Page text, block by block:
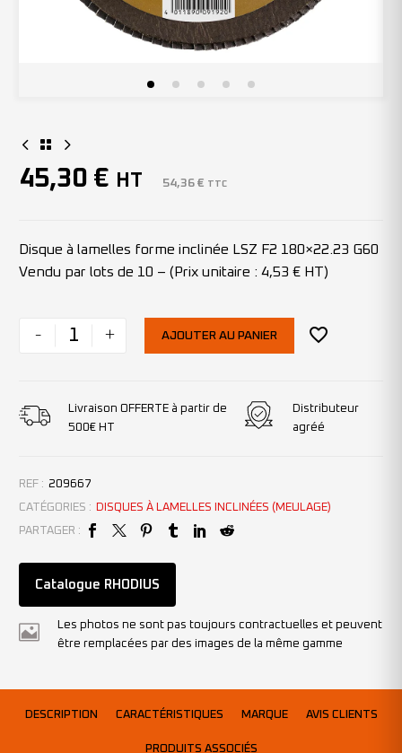
45,30 € HT 54,36 € TTC
Disque à lamelles forme inclinée LSZ F2 180×22.23 G60
Vendu par lots de 10 – (Prix unitaire : 4,53 € HT)
- + AJOUTER AU PANIER
Livraison OFFERTE à partir de
500€ HT
Distributeur
agréé
REF : 209667
CATÉGORIES :
DISQUES À LAMELLES INCLINÉES (MEULAGE)
PARTAGER :
Catalogue RHODIUS
Les photos ne sont pas toujours contractuelles et peuvent
être remplacées par des images de la même gamme
DESCRIPTION CARACTÉRISTIQUES MARQUE AVIS CLIENTS
PRODUITS ASSOCIÉS